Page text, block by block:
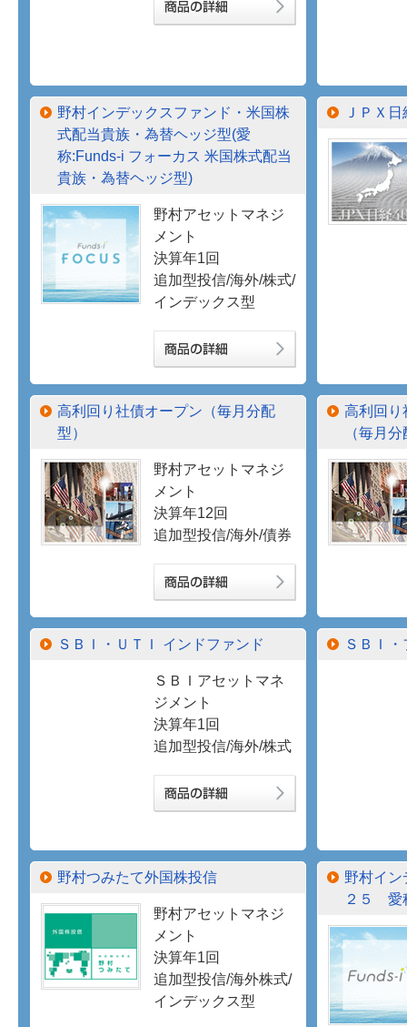
野村インデックスファンド・米国株
式配当貴族・為替ヘッジ型(愛
称:Funds-i フォーカス 米国株式配当
貴族・為替ヘッジ型)
野村アセットマネジ
メント
決算年1回
追加型投信/海外/株式/
インデックス型
ＪＰＸ
高利回り社債オープン（毎月分配
型）
野村アセットマネジ
メント
決算年12回
追加型投信/海外/債券
高利回り
（毎月
ＳＢＩ・ＵＴＩ インドファンド
ＳＢＩアセットマネ
ジメント
決算年1回
追加型投信/海外/株式
ＳＢＩ
野村つみたて外国株投信
野村アセットマネジ
メント
決算年1回
追加型投信/海外株式/
インデックス型
野村イン
２５ 愛